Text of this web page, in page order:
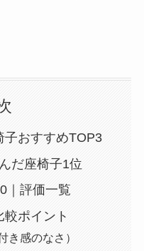
子おすすめTOP3
だ座椅子1位
｜評価一覧
ポイント
き感のなさ）